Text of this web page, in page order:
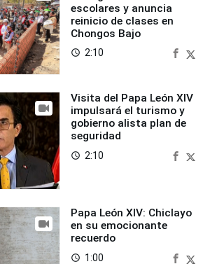
escolares y anuncia
reinicio de clases en
Chongos Bajo
access_time 2:10
Visita del Papa León XIV
impulsará el turismo y
gobierno alista plan de
seguridad
access_time 2:10
Papa León XIV: Chiclayo
en su emocionante
recuerdo
access_time 1:00